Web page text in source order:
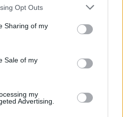
app uses one or more Google
behaviour. You may click to
and its third-party tags to
purposes in below Google
Opt Outs
Sharing of my
Sale of my
my
Advertising.
csináljuk a dolgokat.
is az a típus volt, aki szeret
mélyebben.
vonal, mert mindig
te is a piaristákhoz